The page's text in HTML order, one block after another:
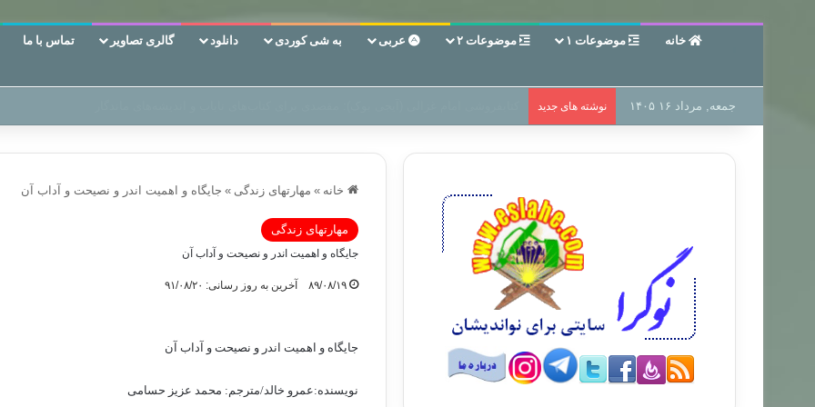
خانه موضوعات ۱ موضوعات ۲ عربی به شی کوردی دانلود گالری تصاویر تماس با ما
جمعه, مرداد ۱۶ ۱۴۰۵ نوشته های جدید
خانه » مهارتهای زندگی » جايگاه و اهميت اندر و نصيحت و آداب آن
مهارتهای زندگی
جايگاه و اهميت اندر و نصيحت و آداب آن
۸۹/۰۸/۱۹ آخرین به روز رسانی: ۹۱/۰۸/۲۰
جايگاه و اهميت اندر و نصيحت و آداب آن
نویسنده:عمرو خالد/مترجم: محمد عزیز حسامی